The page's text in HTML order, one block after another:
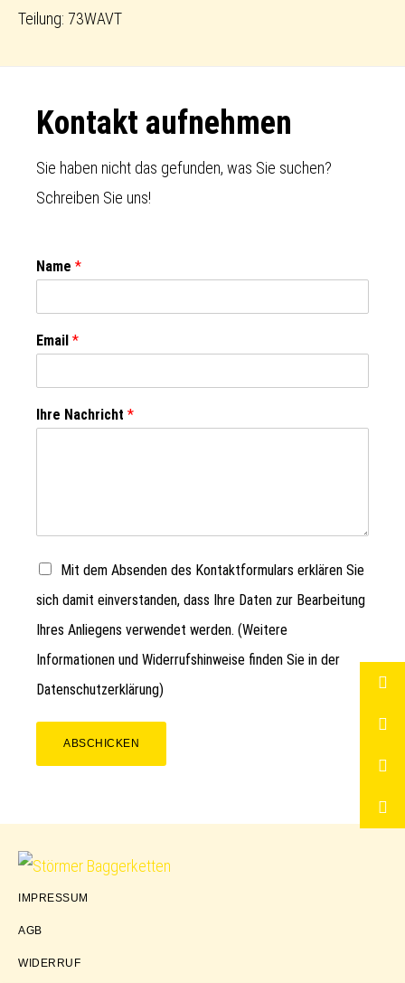
Teilung: 73WAVT
Footer
Kontakt aufnehmen
Sie haben nicht das gefunden, was Sie suchen?
Schreiben Sie uns!
Name *
Email *
Ihre Nachricht *
Mit dem Absenden des Kontaktformulars erklären Sie
sich damit einverstanden, dass Ihre Daten zur Bearbeitung
Ihres Anliegens verwendet werden. (Weitere
Informationen und Widerrufshinweise finden Sie in der
Datenschutzerklärung)
ABSCHICKEN
Störmer
IMPRESSUM
AGB
WIDERRUF